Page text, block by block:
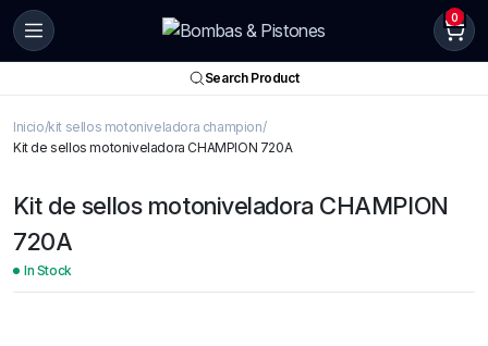
0
Search Product
Inicio kit sellos motoniveladora champion
Kit de sellos motoniveladora CHAMPION 720A
Kit de sellos motoniveladora CHAMPION
720A
In Stock